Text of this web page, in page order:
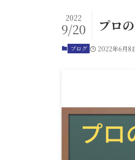
プロ
2022
9/20
ブログ 2022年6月8